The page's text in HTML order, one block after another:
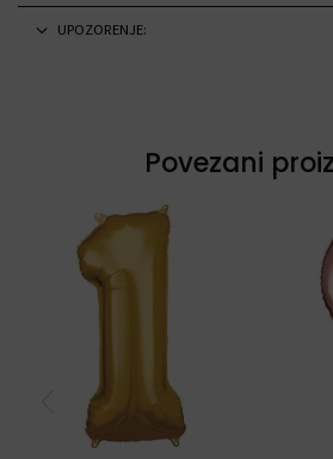
UPOZORENJE:
Povezani